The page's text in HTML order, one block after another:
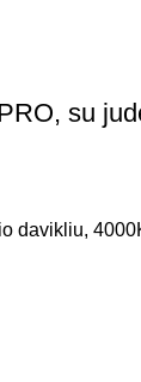
su
davikliu,